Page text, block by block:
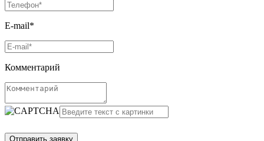
E-mail*
Комментарий